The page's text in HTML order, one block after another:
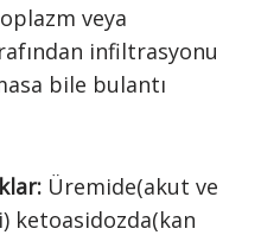
veya
infiltrasyonu
bile bulantı
Üremide(akut ve
ketoasidozda(kan